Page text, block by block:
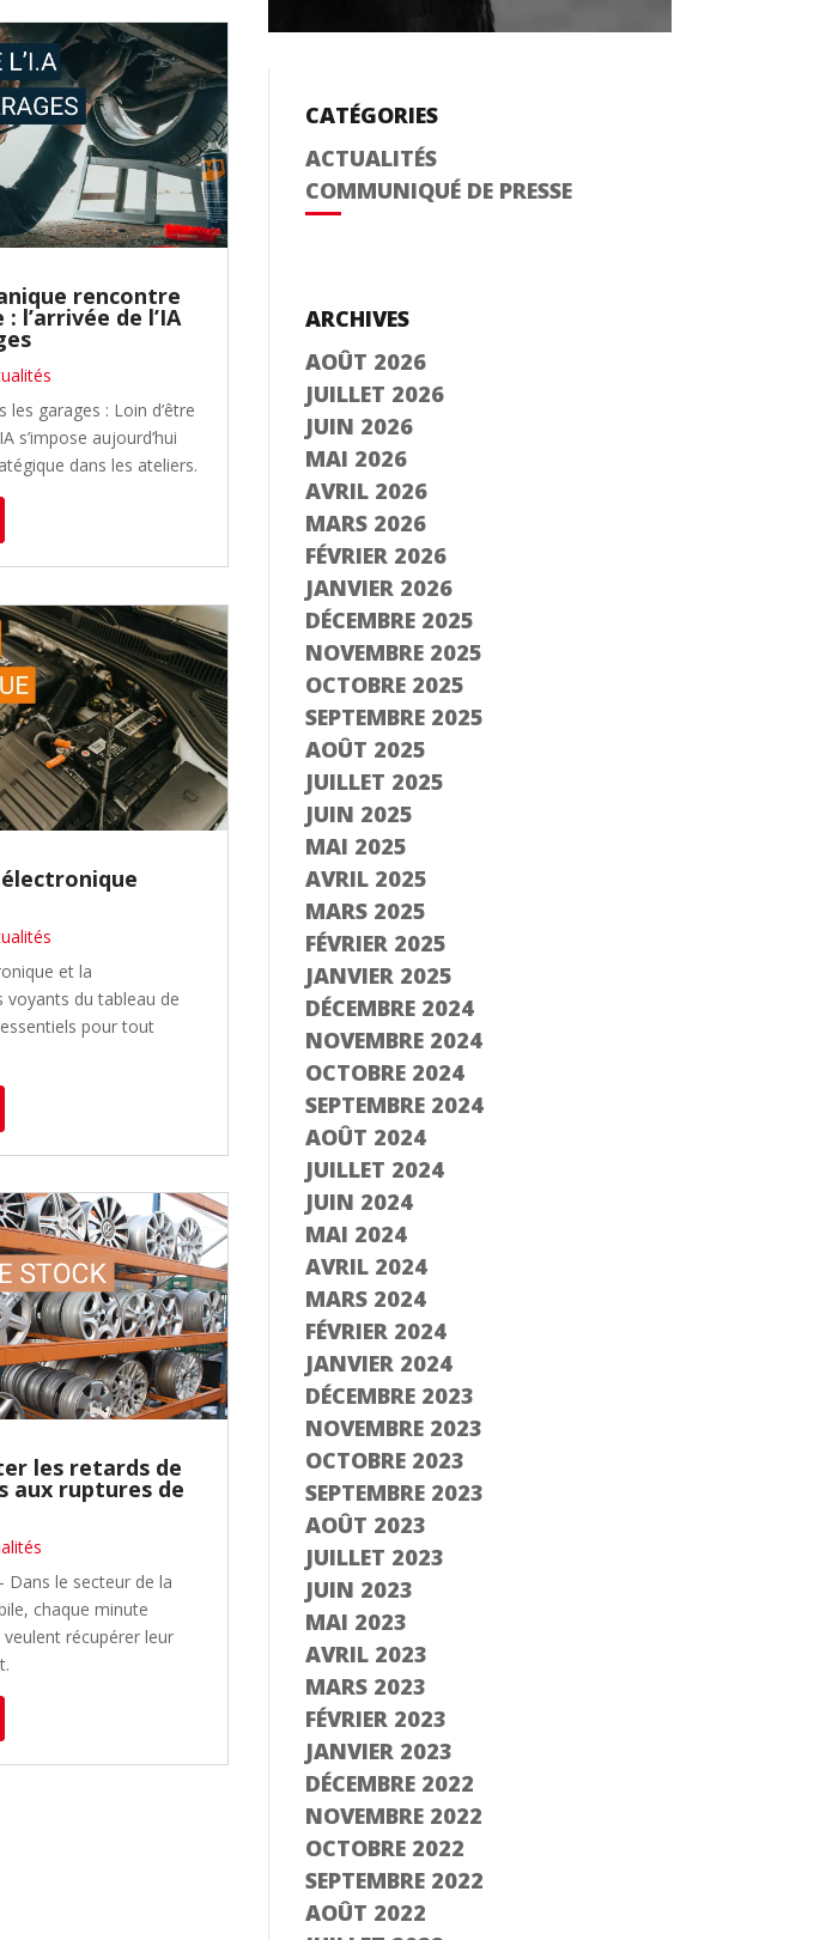
rencontre
l’arrivée de l’IA
les garages : Loin d’être
s’impose aujourd’hui
dans les ateliers.
et la
voyants du tableau de
pour tout
les retards de
aux ruptures de
Dans le secteur de la
chaque minute
récupérer leur
CATÉGORIES
ACTUALITÉS
COMMUNIQUÉ DE PRESSE
ARCHIVES
AOÛT 2026
JUILLET 2026
JUIN 2026
MAI 2026
AVRIL 2026
MARS 2026
FÉVRIER 2026
JANVIER 2026
DÉCEMBRE 2025
NOVEMBRE 2025
OCTOBRE 2025
SEPTEMBRE 2025
AOÛT 2025
JUILLET 2025
JUIN 2025
MAI 2025
AVRIL 2025
MARS 2025
FÉVRIER 2025
JANVIER 2025
DÉCEMBRE 2024
NOVEMBRE 2024
OCTOBRE 2024
SEPTEMBRE 2024
AOÛT 2024
JUILLET 2024
JUIN 2024
MAI 2024
AVRIL 2024
MARS 2024
FÉVRIER 2024
JANVIER 2024
DÉCEMBRE 2023
NOVEMBRE 2023
OCTOBRE 2023
SEPTEMBRE 2023
AOÛT 2023
JUILLET 2023
JUIN 2023
MAI 2023
AVRIL 2023
MARS 2023
FÉVRIER 2023
JANVIER 2023
DÉCEMBRE 2022
NOVEMBRE 2022
OCTOBRE 2022
SEPTEMBRE 2022
AOÛT 2022